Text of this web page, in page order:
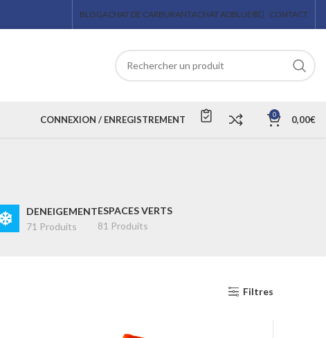
BLOGACHAT DE CARBURANTACHAT ADBLUE® CONTACT
CONNEXION / ENREGISTREMENT 0 0,00€
DENEIGEMENT
71 Produits
ESPACES VERTS
81 Produits
Filtres